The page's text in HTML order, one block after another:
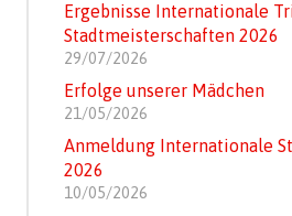
Ergebnisse Internationale
Stadtmeisterschaften 2026
29/07/2026
Erfolge unserer Mädchen
21/05/2026
Anmeldung Internationale
2026
10/05/2026